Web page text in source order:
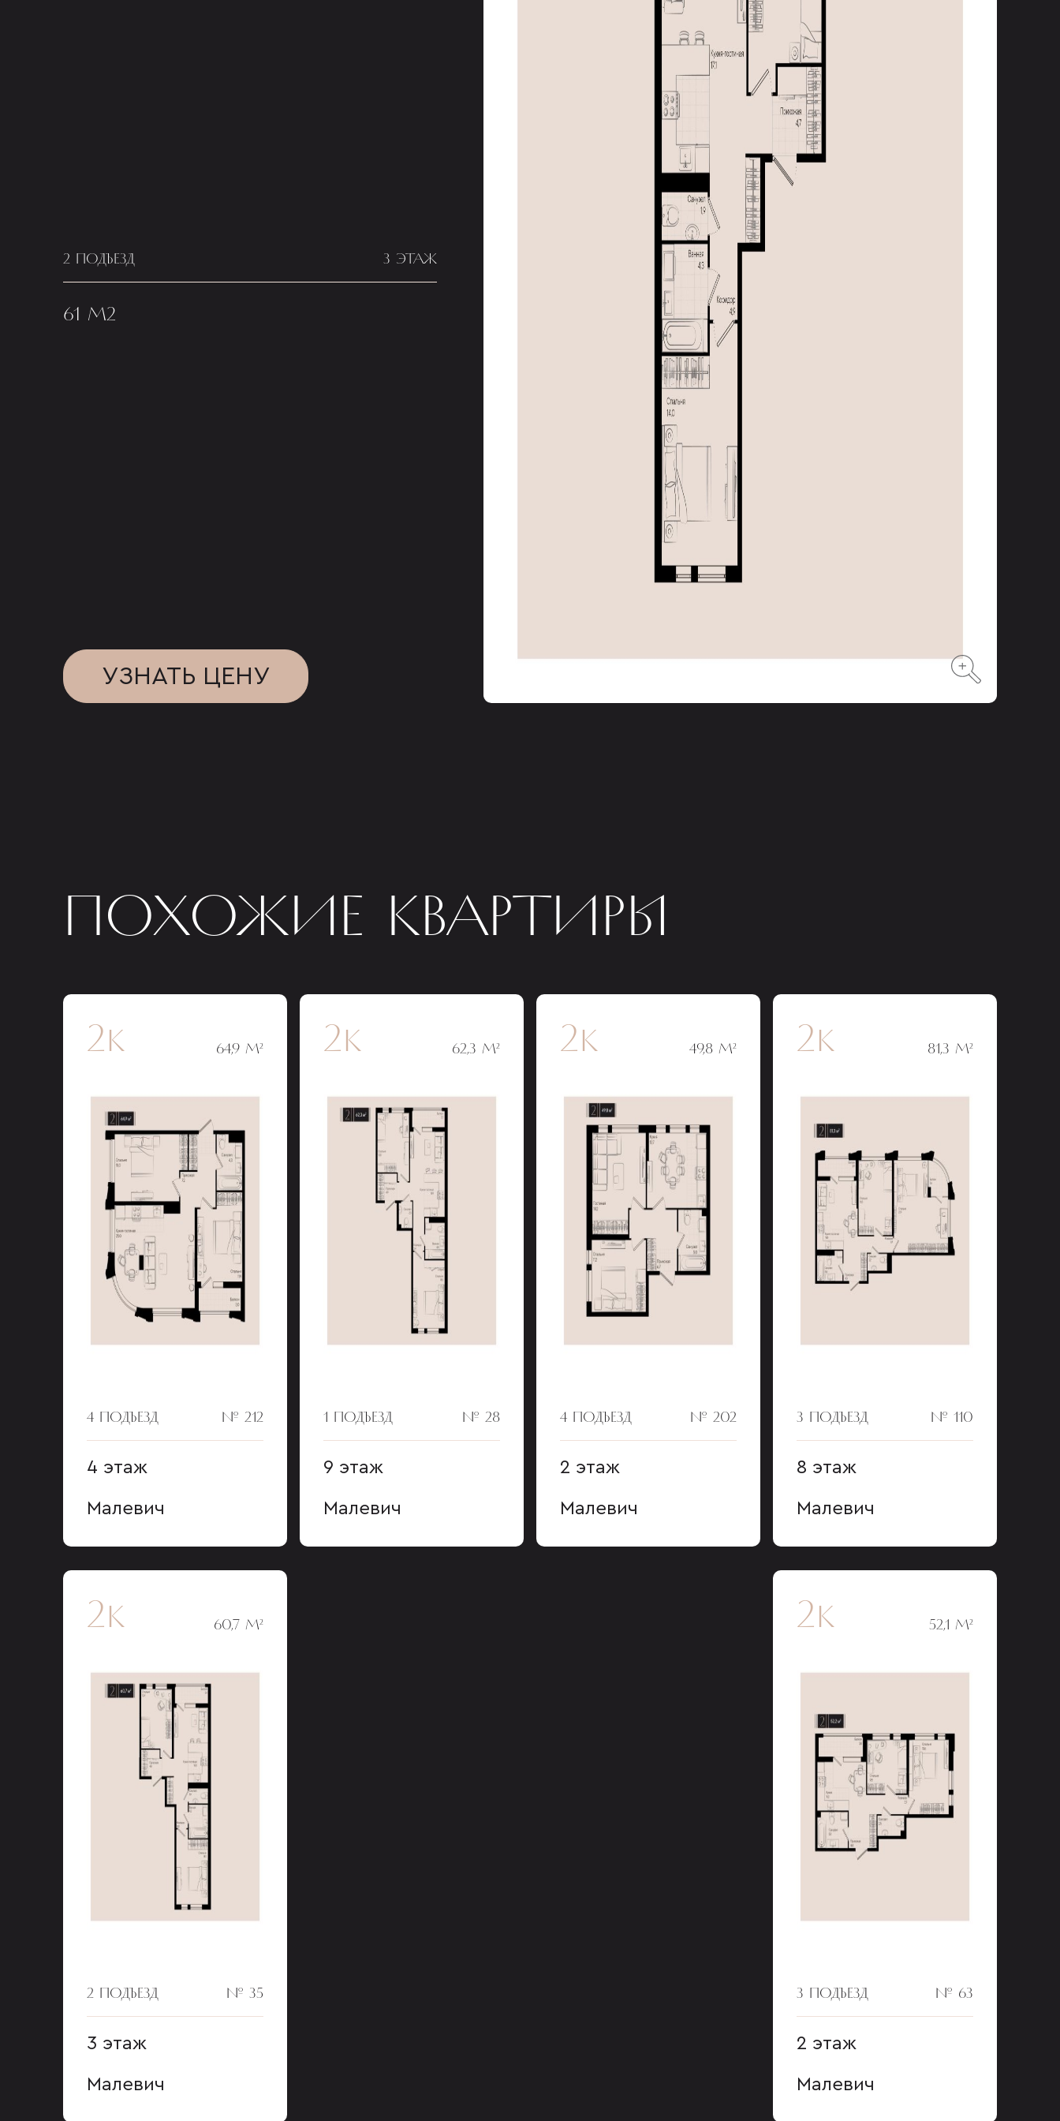
2 ПОДЪЕЗД 3 ЭТАЖ
61 М2
УЗНАТЬ ЦЕНУ
ПОХОЖИЕ КВАРТИРЫ
2к 64,9 М²
4 ПОДЪЕЗД № 212
4 этаж
Малевич
2к 62,3 М²
1 ПОДЪЕЗД № 28
9 этаж
Малевич
2к 49,8 М²
4 ПОДЪЕЗД № 202
2 этаж
Малевич
2к 81,3 М²
3 ПОДЪЕЗД № 110
8 этаж
Малевич
2к 60,7 М²
2 ПОДЪЕЗД № 35
3 этаж
Малевич
2к 52,1 М²
3 ПОДЪЕЗД № 63
2 этаж
Малевич